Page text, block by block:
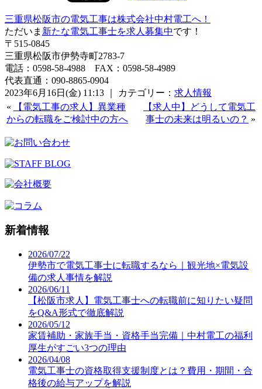
三重県松阪市の電気工事は株式会社中村電工へ！
ただいま 新たな電気工事士を求人募集中です！
〒515-0845
三重県松阪市伊勢寺町2783-7
電話：0598-58-4988 FAX：0598-58-4989
代表直通：090-8865-0904
2023年6月16日(金) 11:13 ｜ カテゴリー： 求人情報
«
【電気工事の求人】異業種
からの転職をご検討中の方へ
【求人中】どうして電気工
事士の未来は明るいの？ »
新着情報
2026/07/22
伊勢市で電気工事士に転職するなら｜観光地×電気設
備の求人事情を解説
2026/06/11
【松阪市求人】電気工事士への転職前に知りたい疑問
をQ&A形式で徹底解説
2026/05/12
家賃補助・家族手当・資格手当完備｜中村電工の福利
厚生がすごい3つの理由
2026/04/08
電気工事士の資格取得支援制度とは？費用・期間・合
格後の給与アップを解説